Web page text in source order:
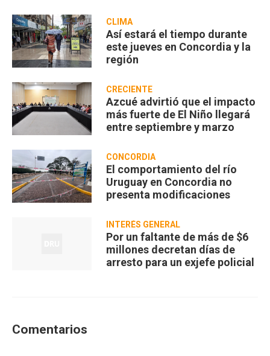
CLIMA
Así estará el tiempo durante
este jueves en Concordia y la
región
CRECIENTE
Azcué advirtió que el impacto
más fuerte de El Niño llegará
entre septiembre y marzo
CONCORDIA
El comportamiento del río
Uruguay en Concordia no
presenta modificaciones
INTERÉS GENERAL
Por un faltante de más de $6
millones decretan días de
arresto para un exjefe policial
Comentarios